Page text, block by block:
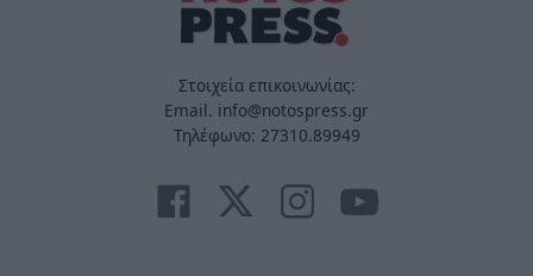
Στοιχεία επικοινωνίας:
Email. info@notospress.gr
Τηλέφωνο: 27310.89949